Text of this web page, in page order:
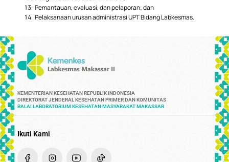
Pemantauan, evaluasi, dan pelaporan; dan
Pelaksanaan urusan administrasi UPT Bidang Labkesmas.
KEMENTERIAN KESEHATAN REPUBLIK INDONESIA
DIREKTORAT JENDERAL KESEHATAN PRIMER DAN KOMUNITAS
BALAI LABORATORIUM KESEHATAN MASYARAKAT MAKASSAR
Ikuti Kami